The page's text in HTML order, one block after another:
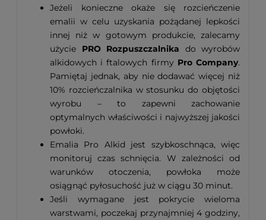
Jeżeli konieczne okaże się rozcieńczenie
emalii w celu uzyskania pożądanej lepkości
innej niż w gotowym produkcie, zalecamy
użycie PRO Rozpuszczalnika do wyrobów
alkidowych i ftalowych firmy Pro Company.
Pamiętaj jednak, aby nie dodawać więcej niż
10% rozcieńczalnika w stosunku do objętości
wyrobu – to zapewni zachowanie
optymalnych właściwości i najwyższej jakości
powłoki.
Emalia Pro Alkid jest szybkoschnąca, więc
monitoruj czas schnięcia. W zależności od
warunków otoczenia, powłoka może
osiągnąć pyłosuchość już w ciągu 30 minut.
Jeśli wymagane jest pokrycie wieloma
warstwami, poczekaj przynajmniej 4 godziny,